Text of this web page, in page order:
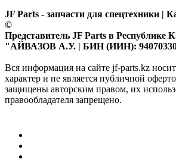
JF Parts - запчасти для спецтехники |
©
Представитель JF Parts в Республике
"АЙВАЗОВ А.У. | БИН (ИИН):
Вся информация на сайте jf-parts.kz
характер и не является публичной
защищены авторским правом, их
правообладателя запрещено.